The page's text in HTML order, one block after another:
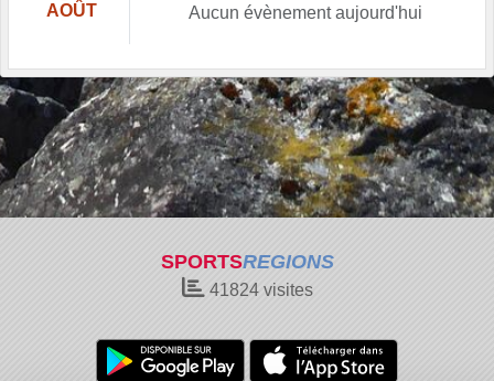
AOÛT Aucun évènement aujourd'hui
SPORTSREGIONS
41824visites